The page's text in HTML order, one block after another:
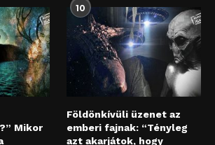
Mikor
10
Földönkívüli üzenet az
emberi fajnak: “Tényleg
azt akarjátok, hogy